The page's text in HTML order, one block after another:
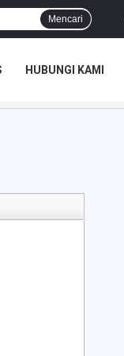
Mencari
HUBUNGI KAMI